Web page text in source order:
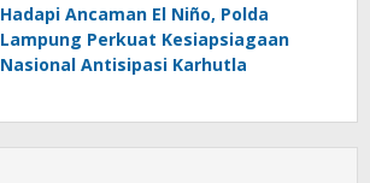
Hadapi Ancaman El Niño, Polda
Lampung Perkuat Kesiapsiagaan
Nasional Antisipasi Karhutla